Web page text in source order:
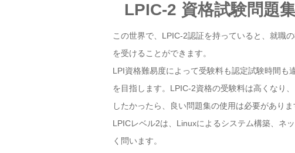
LPIC-2 資格試験問題
この世界で、LPIC-2認証を持っていると、就職
を受けることができます。
LPI資格難易度によって受験料も認定試験時間も
を目指します。LPIC-2資格の受験料は高くなり
したかったら、良い問題集の使用は必要がありま
LPICレベル2は、Linuxによるシステム構築、ネ
く問います。